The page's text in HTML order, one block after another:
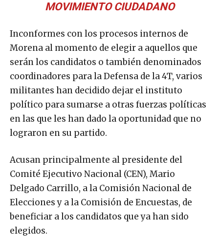
MOVIMIENTO CIUDADANO
Inconformes con los procesos internos de
Morena al momento de elegir a aquellos que
serán los candidatos o también denominados
coordinadores para la Defensa de la 4T, varios
militantes han decidido dejar el instituto
político para sumarse a otras fuerzas políticas
en las que les han dado la oportunidad que no
lograron en su partido.
Acusan principalmente al presidente del
Comité Ejecutivo Nacional (CEN), Mario
Delgado Carrillo, a la Comisión Nacional de
Elecciones y a la Comisión de Encuestas, de
beneficiar a los candidatos que ya han sido
elegidos.